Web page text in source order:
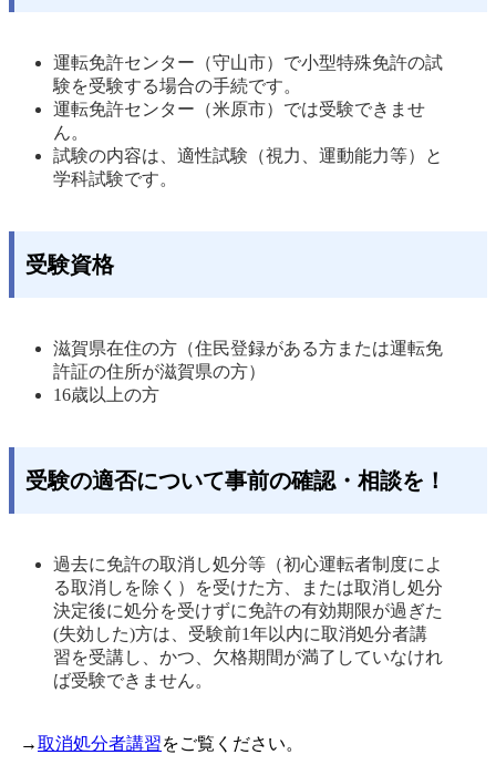
運転免許センター（守山市）で小型特殊免許の試
験を受験する場合の手続です。
運転免許センター（米原市）では受験できませ
ん。
試験の内容は、適性試験（視力、運動能力等）と
学科試験です。
受験資格
滋賀県在住の方（住民登録がある方または運転免
許証の住所が滋賀県の方）
16歳以上の方
受験の適否について事前の確認・相談を！
過去に免許の取消し処分等（初心運転者制度によ
る取消しを除く）を受けた方、または取消し処分
決定後に処分を受けずに免許の有効期限が過ぎた
(失効した)方は、受験前1年以内に取消処分者講
習を受講し、かつ、欠格期間が満了していなけれ
ば受験できません。
→取消処分者講習をご覧ください。